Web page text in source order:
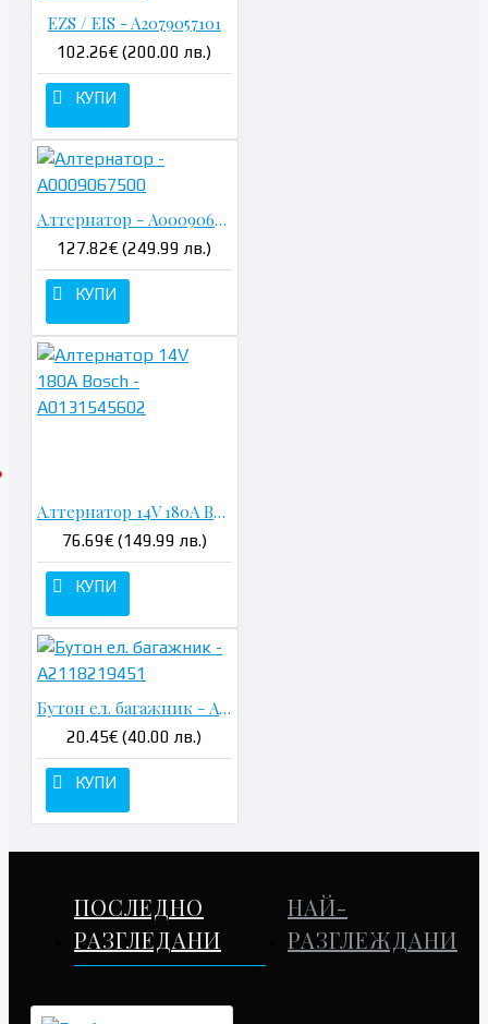
EZS / EIS - A2079057101
102.26€ (200.00 лв.)
КУПИ
Алтернатор - A0009067500
127.82€ (249.99 лв.)
КУПИ
Алтернатор 14V 180A Bosch - A0131545602
76.69€ (149.99 лв.)
КУПИ
Бутон ел. багажник - A2118219451
20.45€ (40.00 лв.)
КУПИ
ПОСЛЕДНО
РАЗГЛЕДАНИ
НАЙ-
РАЗГЛЕЖДАНИ